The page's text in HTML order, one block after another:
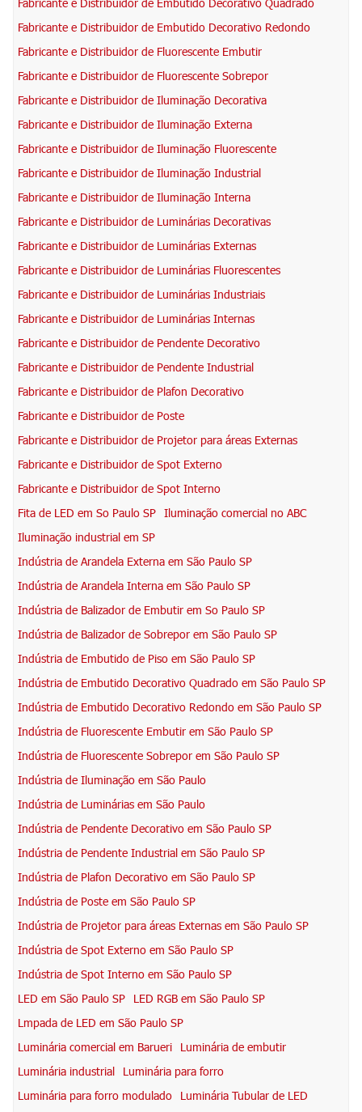
Fabricante e Distribuidor de Embutido Decorativo Quadrado
Fabricante e Distribuidor de Embutido Decorativo Redondo
Fabricante e Distribuidor de Fluorescente Embutir
Fabricante e Distribuidor de Fluorescente Sobrepor
Fabricante e Distribuidor de Iluminação Decorativa
Fabricante e Distribuidor de Iluminação Externa
Fabricante e Distribuidor de Iluminação Fluorescente
Fabricante e Distribuidor de Iluminação Industrial
Fabricante e Distribuidor de Iluminação Interna
Fabricante e Distribuidor de Luminárias Decorativas
Fabricante e Distribuidor de Luminárias Externas
Fabricante e Distribuidor de Luminárias Fluorescentes
Fabricante e Distribuidor de Luminárias Industriais
Fabricante e Distribuidor de Luminárias Internas
Fabricante e Distribuidor de Pendente Decorativo
Fabricante e Distribuidor de Pendente Industrial
Fabricante e Distribuidor de Plafon Decorativo
Fabricante e Distribuidor de Poste
Fabricante e Distribuidor de Projetor para áreas Externas
Fabricante e Distribuidor de Spot Externo
Fabricante e Distribuidor de Spot Interno
Fita de LED em So Paulo SP Iluminação comercial no ABC
Iluminação industrial em SP
Indústria de Arandela Externa em São Paulo SP
Indústria de Arandela Interna em São Paulo SP
Indústria de Balizador de Embutir em So Paulo SP
Indústria de Balizador de Sobrepor em São Paulo SP
Indústria de Embutido de Piso em São Paulo SP
Indústria de Embutido Decorativo Quadrado em São Paulo SP
Indústria de Embutido Decorativo Redondo em São Paulo SP
Indústria de Fluorescente Embutir em São Paulo SP
Indústria de Fluorescente Sobrepor em São Paulo SP
Indústria de Iluminação em São Paulo
Indústria de Luminárias em São Paulo
Indústria de Pendente Decorativo em São Paulo SP
Indústria de Pendente Industrial em São Paulo SP
Indústria de Plafon Decorativo em São Paulo SP
Indústria de Poste em São Paulo SP
Indústria de Projetor para áreas Externas em São Paulo SP
Indústria de Spot Externo em São Paulo SP
Indústria de Spot Interno em São Paulo SP
LED em São Paulo SP
LED RGB em São Paulo SP
Lmpada de LED em São Paulo SP
Luminária comercial em Barueri
Luminária de embutir
Luminária industrial
Luminária para forro
Luminária para forro modulado
Luminária Tubular de LED